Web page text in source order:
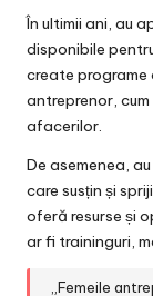
În ultimii ani, au
disponibile
create programe
antreprenor,
afacerilor.
De asemenea,
care susțin și
oferă resurse și
ar fi traininguri,
„Femeile